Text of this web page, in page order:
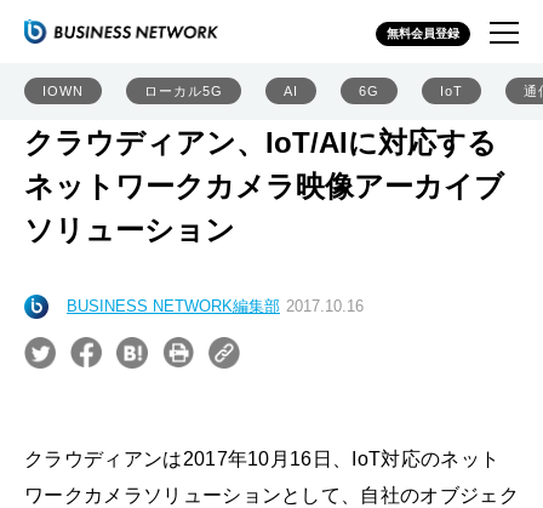
無料会員登録
IOWN ローカル5G AI 6G IoT 通
クラウディアン、IoT/AIに対応する
ネットワークカメラ映像アーカイブ
ソリューション
BUSINESS NETWORK編集部 2017.10.16
クラウディアンは2017年10月16日、IoT対応のネット
ワークカメラソリューションとして、自社のオブジェク